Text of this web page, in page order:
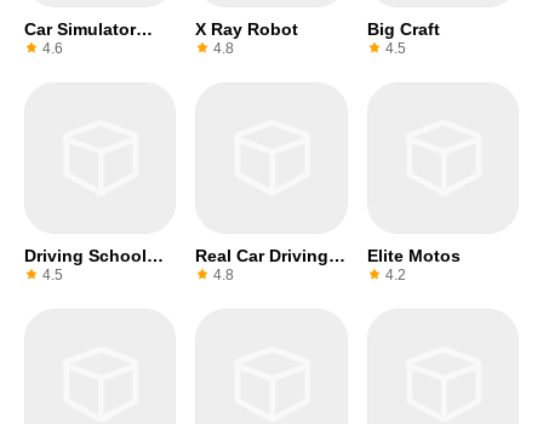
Car Simulator
2017 Wanted
4.6
X Ray Robot
4.8
Big Craft
4.5
Driving School
2018
4.5
Real Car Driving
Mercedes
4.8
Elite Motos
4.2